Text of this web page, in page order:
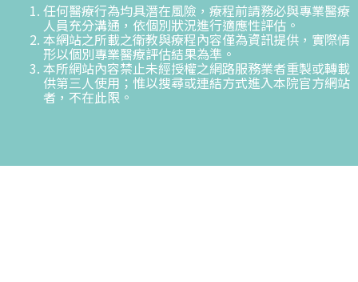
任何醫療行為均具潛在風險，療程前請務必與專業醫療
人員充分溝通，依個別狀況進行適應性評估。
本網站之所載之衛教與療程內容僅為資訊提供，實際情
形以個別專業醫療評估結果為準。
本所網站內容禁止未經授權之網路服務業者重製或轉載
供第三人使用；惟以搜尋或連結方式進入本院官方網站
者，不在此限。